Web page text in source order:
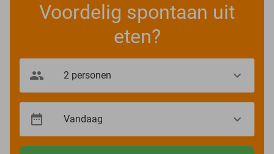
Voordelig spontaan uit
eten?